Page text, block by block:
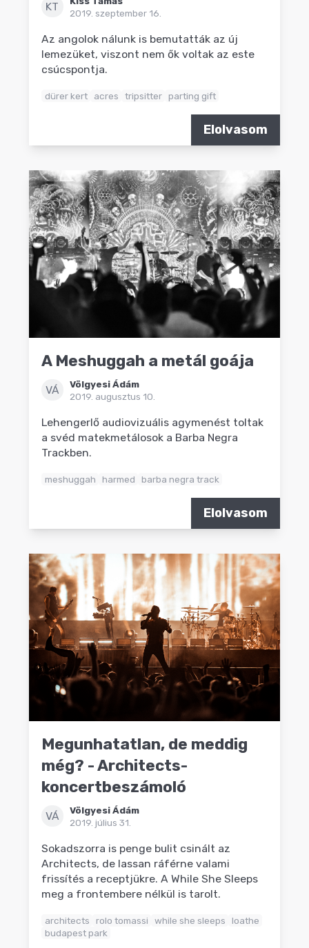
KT
2019. szeptember 16.
Az angolok nálunk is bemutatták az új
lemezüket, viszont nem ők voltak az este
csúcspontja.
dürer kert acres tripsitter parting gift
Elolvasom
A Meshuggah a metál goája
VÁ
Völgyesi Ádám
2019. augusztus 10.
Lehengerlő audiovizuális agymenést toltak
a svéd matekmetálosok a Barba Negra
Trackben.
meshuggah harmed barba negra track
Elolvasom
Megunhatatlan, de meddig
még? - Architects-
koncertbeszámoló
VÁ
Völgyesi Ádám
2019. július 31.
Sokadszorra is penge bulit csinált az
Architects, de lassan ráférne valami
frissítés a receptjükre. A While She Sleeps
meg a frontembere nélkül is tarolt.
architects rolo tomassi while she sleeps
loathe
budapest park